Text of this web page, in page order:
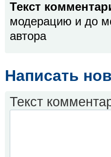
Текст
модерацию и до
автора
Написать
Текст